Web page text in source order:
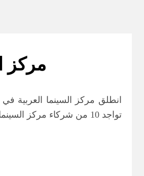
مركز
تواجد 10 من شركاء مركز السينما العربية، يتنوع التواجد العربي بين الأفلام والمشروعات المشاركة، والحلقات النقاشية، وحفلات الاستقبال، وإطلاق مجلة السينما العربية.